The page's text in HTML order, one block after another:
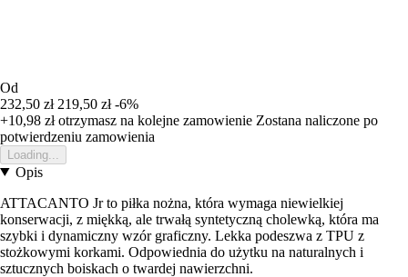
Od
232,50 zł 219,50 zł -6%
+10,98 złotrzymasz na kolejne zamowienie Zostana naliczone po
potwierdzeniu zamowienia
Loading...
Opis
ATTACANTO Jr to piłka nożna, która wymaga niewielkiej
konserwacji, z miękką, ale trwałą syntetyczną cholewką, która ma
szybki i dynamiczny wzór graficzny. Lekka podeszwa z TPU z
stożkowymi korkami. Odpowiednia do użytku na naturalnych i
sztucznych boiskach o twardej nawierzchni.